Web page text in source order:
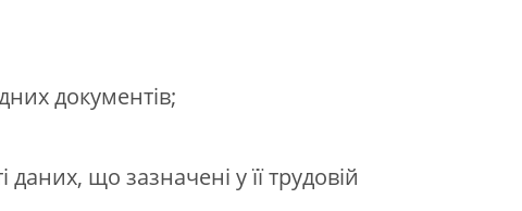
документів;
що зазначені у її трудовій